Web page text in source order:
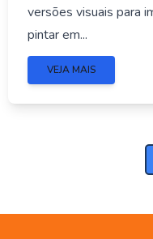
versões visuais para
pintar em...
VEJA MAIS